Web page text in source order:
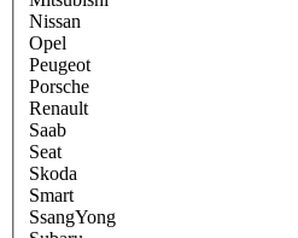
Nissan
Opel
Peugeot
Porsche
Renault
Saab
Seat
Skoda
Smart
SsangYong